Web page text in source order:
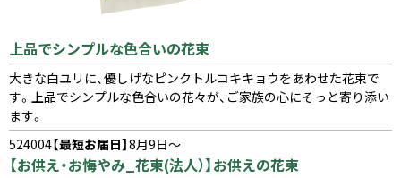
上品でシンプルな色合いの花束
大きな白ユリに、優しげなピンクトルコキキョウをあわせた花束で
す。上品でシンプルな色合いの花々が、ご家族の心にそっと寄り添い
ます。
524004【最短お届日】8月9日～
【お供え・お悔やみ_花束(法人）】お供えの花束